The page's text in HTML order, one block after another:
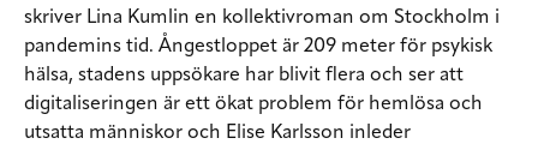
skriver Lina Kumlin en kollektivroman om Stockholm i
pandemins tid. Ångestloppet är 209 meter för psykisk
hälsa, stadens uppsökare har blivit flera och ser att
digitaliseringen är ett ökat problem för hemlösa och
utsatta människor och Elise Karlsson inleder